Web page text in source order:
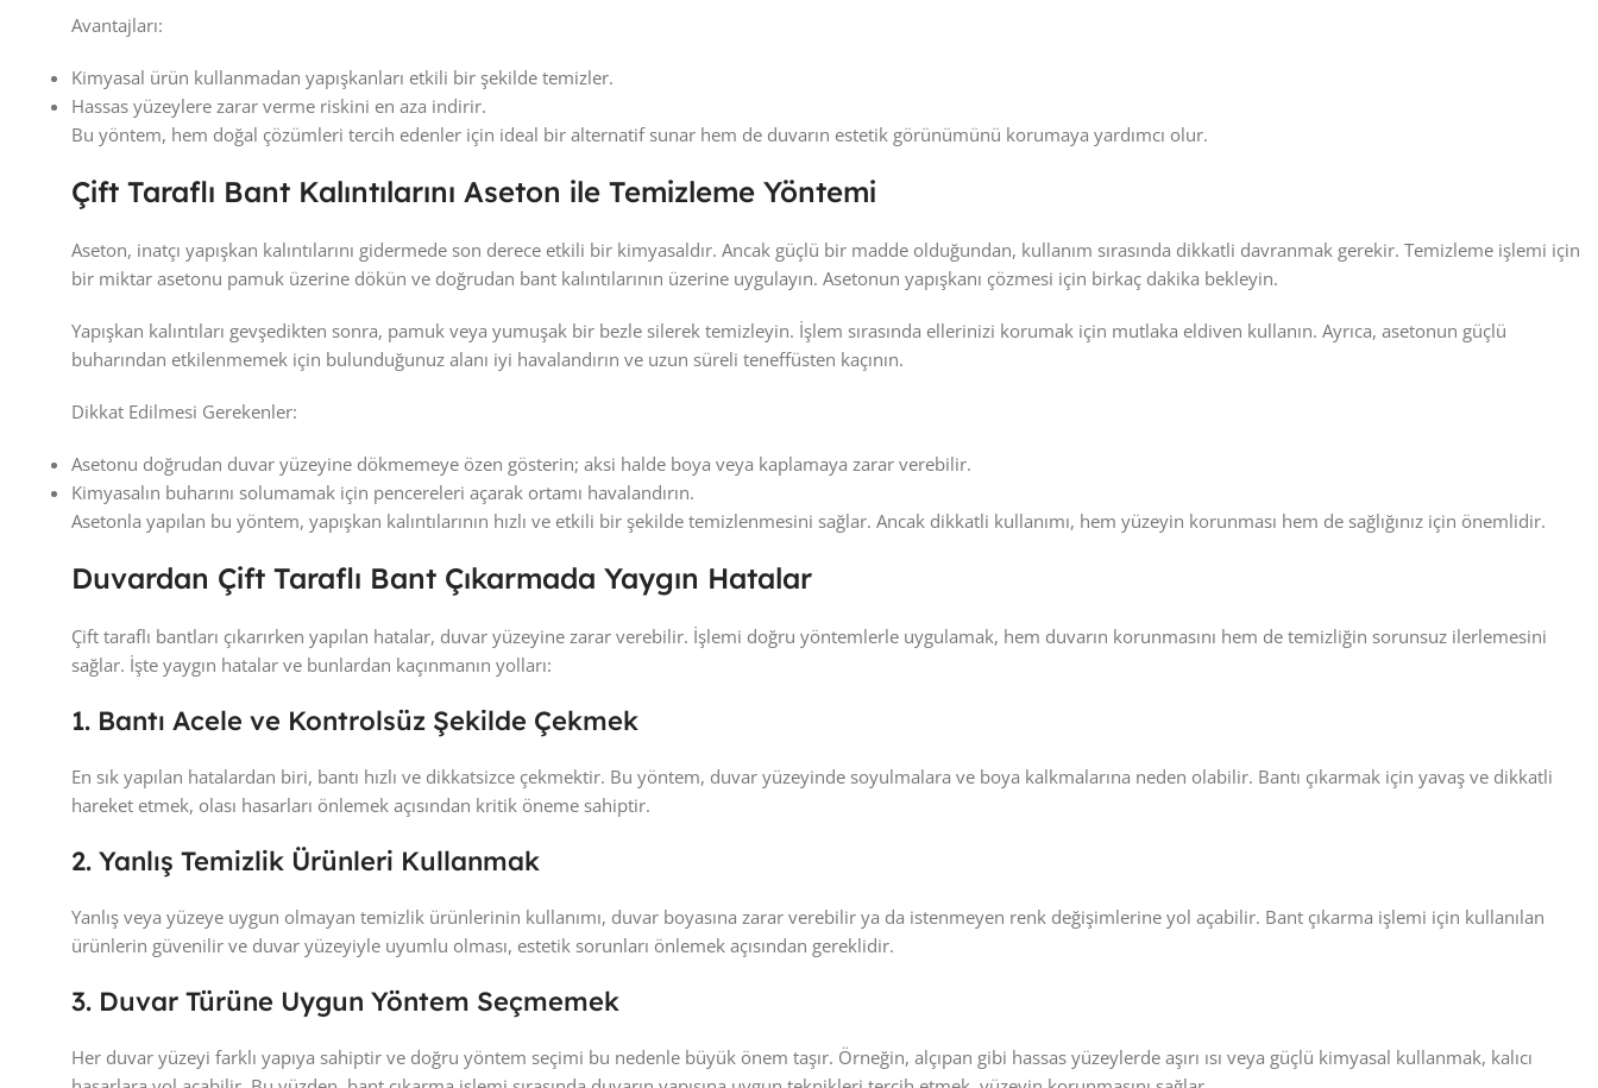
Avantajları:
Kimyasal ürün kullanmadan yapışkanları etkili bir şekilde temizler.
Hassas yüzeylere zarar verme riskini en aza indirir.
Bu yöntem, hem doğal çözümleri tercih edenler için ideal bir alternatif sunar hem de duvarın estetik görünümünü korumaya yardımcı olur.
Çift Taraflı Bant Kalıntılarını Aseton ile Temizleme Yöntemi
Aseton, inatçı yapışkan kalıntılarını gidermede son derece etkili bir kimyasaldır. Ancak güçlü bir madde olduğundan, kullanım sırasında dikkatli davranmak gerekir. Temizleme işlemi için
bir miktar asetonu pamuk üzerine dökün ve doğrudan bant kalıntılarının üzerine uygulayın. Asetonun yapışkanı çözmesi için birkaç dakika bekleyin.
Yapışkan kalıntıları gevşedikten sonra, pamuk veya yumuşak bir bezle silerek temizleyin. İşlem sırasında ellerinizi korumak için mutlaka eldiven kullanın. Ayrıca, asetonun güçlü
buharından etkilenmemek için bulunduğunuz alanı iyi havalandırın ve uzun süreli teneffüsten kaçının.
Dikkat Edilmesi Gerekenler:
Asetonu doğrudan duvar yüzeyine dökmemeye özen gösterin; aksi halde boya veya kaplamaya zarar verebilir.
Kimyasalın buharını solumamak için pencereleri açarak ortamı havalandırın.
Asetonla yapılan bu yöntem, yapışkan kalıntılarının hızlı ve etkili bir şekilde temizlenmesini sağlar. Ancak dikkatli kullanımı, hem yüzeyin korunması hem de sağlığınız için önemlidir.
Duvardan Çift Taraflı Bant Çıkarmada Yaygın Hatalar
Çift taraflı bantları çıkarırken yapılan hatalar, duvar yüzeyine zarar verebilir. İşlemi doğru yöntemlerle uygulamak, hem duvarın korunmasını hem de temizliğin sorunsuz ilerlemesini
sağlar. İşte yaygın hatalar ve bunlardan kaçınmanın yolları:
1. Bantı Acele ve Kontrolsüz Şekilde Çekmek
En sık yapılan hatalardan biri, bantı hızlı ve dikkatsizce çekmektir. Bu yöntem, duvar yüzeyinde soyulmalara ve boya kalkmalarına neden olabilir. Bantı çıkarmak için yavaş ve dikkatli
hareket etmek, olası hasarları önlemek açısından kritik öneme sahiptir.
2. Yanlış Temizlik Ürünleri Kullanmak
Yanlış veya yüzeye uygun olmayan temizlik ürünlerinin kullanımı, duvar boyasına zarar verebilir ya da istenmeyen renk değişimlerine yol açabilir. Bant çıkarma işlemi için kullanılan
ürünlerin güvenilir ve duvar yüzeyiyle uyumlu olması, estetik sorunları önlemek açısından gereklidir.
3. Duvar Türüne Uygun Yöntem Seçmemek
Her duvar yüzeyi farklı yapıya sahiptir ve doğru yöntem seçimi bu nedenle büyük önem taşır. Örneğin, alçıpan gibi hassas yüzeylerde aşırı ısı veya güçlü kimyasal kullanmak, kalıcı